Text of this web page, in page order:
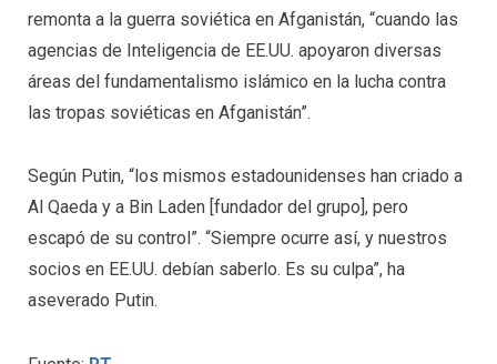
remonta a la guerra soviética en Afganistán, “cuando las
agencias de Inteligencia de EE.UU. apoyaron diversas
áreas del fundamentalismo islámico en la lucha contra
las tropas soviéticas en Afganistán”.
Según Putin, “los mismos estadounidenses han criado a
Al Qaeda y a Bin Laden [fundador del grupo], pero
escapó de su control”. “Siempre ocurre así, y nuestros
socios en EE.UU. debían saberlo. Es su culpa”, ha
aseverado Putin.